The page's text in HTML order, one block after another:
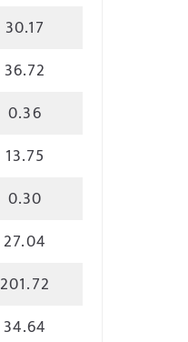
30.17
36.72
0.36
13.75
0.30
27.04
201.72
34.64